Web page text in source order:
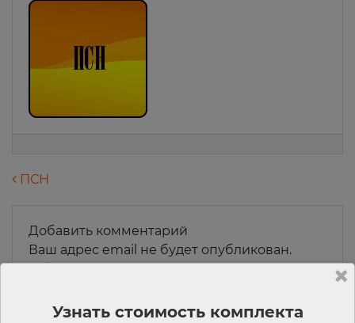
Навигация по записям
ПСН
Добавить комментарий
Ваш адрес email не будет опубликован.
Обязательные поля помечены*
Узнать стоимость комплекта